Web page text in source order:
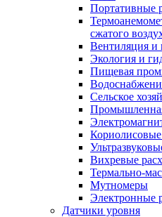
Портативные
сжатого
Вентиляция и
Экология и
Пищевая
Сельское
Вихревые
Термально-
Мутномеры
Электронные
Датчики уровня